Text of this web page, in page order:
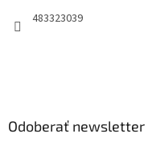
483323039
Odoberať newsletter